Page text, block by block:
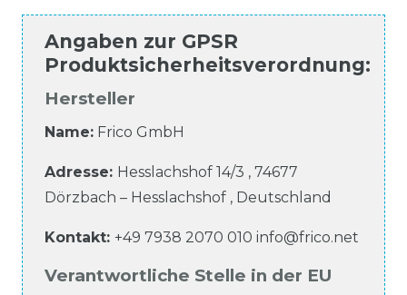
Angaben zur GPSR
Produktsicherheitsverordnung:
Hersteller
Name: Frico GmbH
Adresse: Hesslachshof 14/3 , 74677
Dörzbach – Hesslachshof , Deutschland
Kontakt: +49 7938 2070 010 info@frico.net
Verantwortliche Stelle in der EU